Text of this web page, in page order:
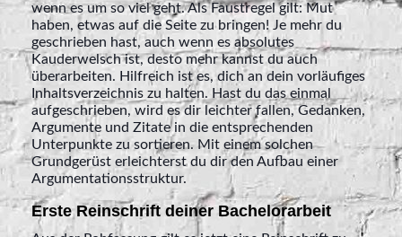
wenn es um so viel geht. Als Faustregel gilt: Mut
haben, etwas auf die Seite zu bringen! Je mehr du
geschrieben hast, auch wenn es absolutes
Kauderwelsch ist, desto mehr kannst du auch
überarbeiten. Hilfreich ist es, dich an dein vorläufiges
Inhaltsverzeichnis zu halten. Hast du das einmal
aufgeschrieben, wird es dir leichter fallen, Gedanken,
Argumente und Zitate in die entsprechenden
Unterpunkte zu sortieren. Mit einem solchen
Grundgerüst erleichterst du dir den Aufbau einer
Argumentationsstruktur.
Erste Reinschrift deiner Bachelorarbeit